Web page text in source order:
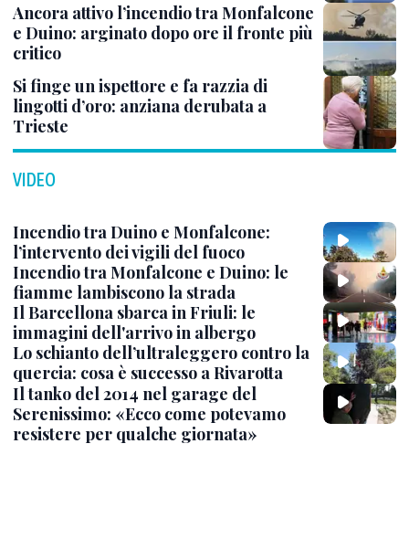
Ancora attivo l’incendio tra Monfalcone
e Duino: arginato dopo ore il fronte più
critico
Si finge un ispettore e fa razzia di
lingotti d’oro: anziana derubata a
Trieste
VIDEO
Incendio tra Duino e Monfalcone:
l’intervento dei vigili del fuoco
Incendio tra Monfalcone e Duino: le
fiamme lambiscono la strada
Il Barcellona sbarca in Friuli: le
immagini dell'arrivo in albergo
Lo schianto dell’ultraleggero contro la
quercia: cosa è successo a Rivarotta
Il tanko del 2014 nel garage del
Serenissimo: «Ecco come potevamo
resistere per qualche giornata»